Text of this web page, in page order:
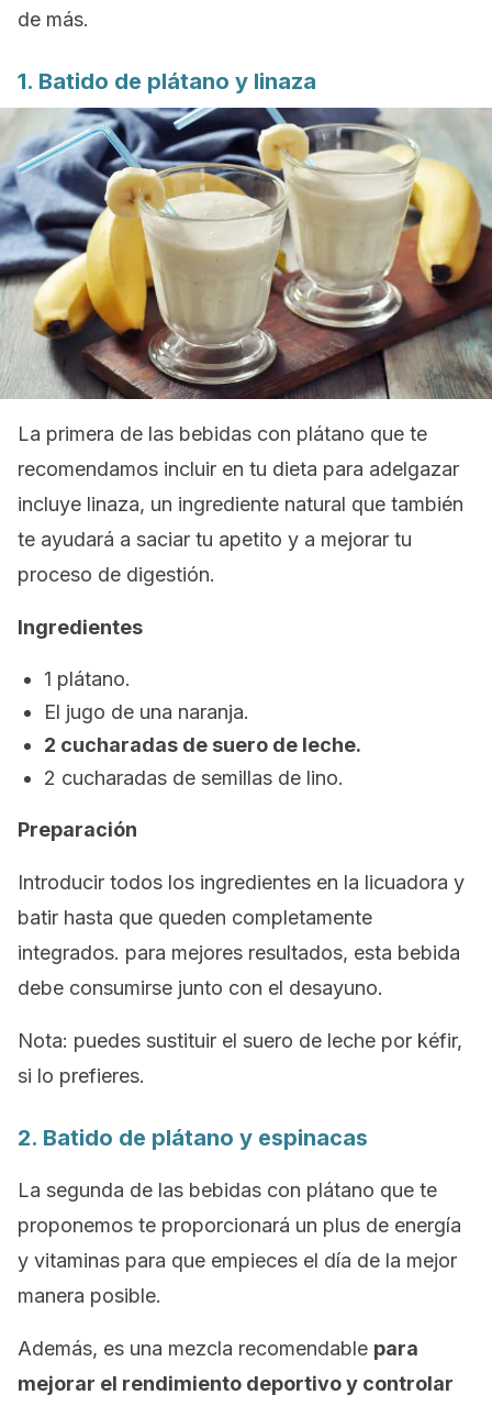
de más.
1. Batido de plátano y linaza
La primera de las bebidas con plátano que te
recomendamos incluir en tu dieta para adelgazar
incluye linaza, un ingrediente natural que también
te ayudará a saciar tu apetito y a mejorar tu
proceso de digestión.
Ingredientes
1 plátano.
El jugo de una naranja.
2 cucharadas de suero de leche.
2 cucharadas de semillas de lino.
Preparación
Introducir todos los ingredientes en la licuadora y
batir hasta que queden completamente
integrados. para mejores resultados, esta bebida
debe consumirse junto con el desayuno.
Nota: puedes sustituir el suero de leche por kéfir,
si lo prefieres.
2. Batido de plátano y espinacas
La segunda de las bebidas con plátano que te
proponemos te proporcionará un plus de energía
y vitaminas para que empieces el día de la mejor
manera posible.
Además, es una mezcla recomendable para
mejorar el rendimiento deportivo y controlar